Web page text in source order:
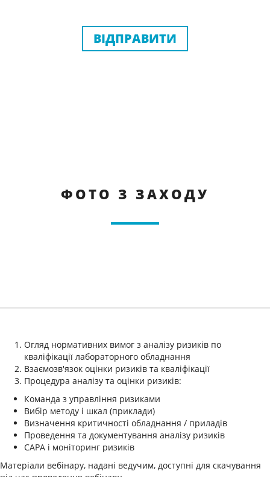
ВІДПРАВИТИ
ФОТО З ЗАХОДУ
Огляд нормативних вимог з аналізу ризиків по
кваліфікації лабораторного обладнання
Взаємозв'язок оцінки ризиків та кваліфікації
Процедура аналізу та оцінки ризиків:
Команда з управління ризиками
Вибір методу і шкал (приклади)
Визначення критичності обладнання / приладів
Проведення та документування аналізу ризиків
САРА і моніторинг ризиків
Матеріали вебінару, надані ведучим, доступні для скачування